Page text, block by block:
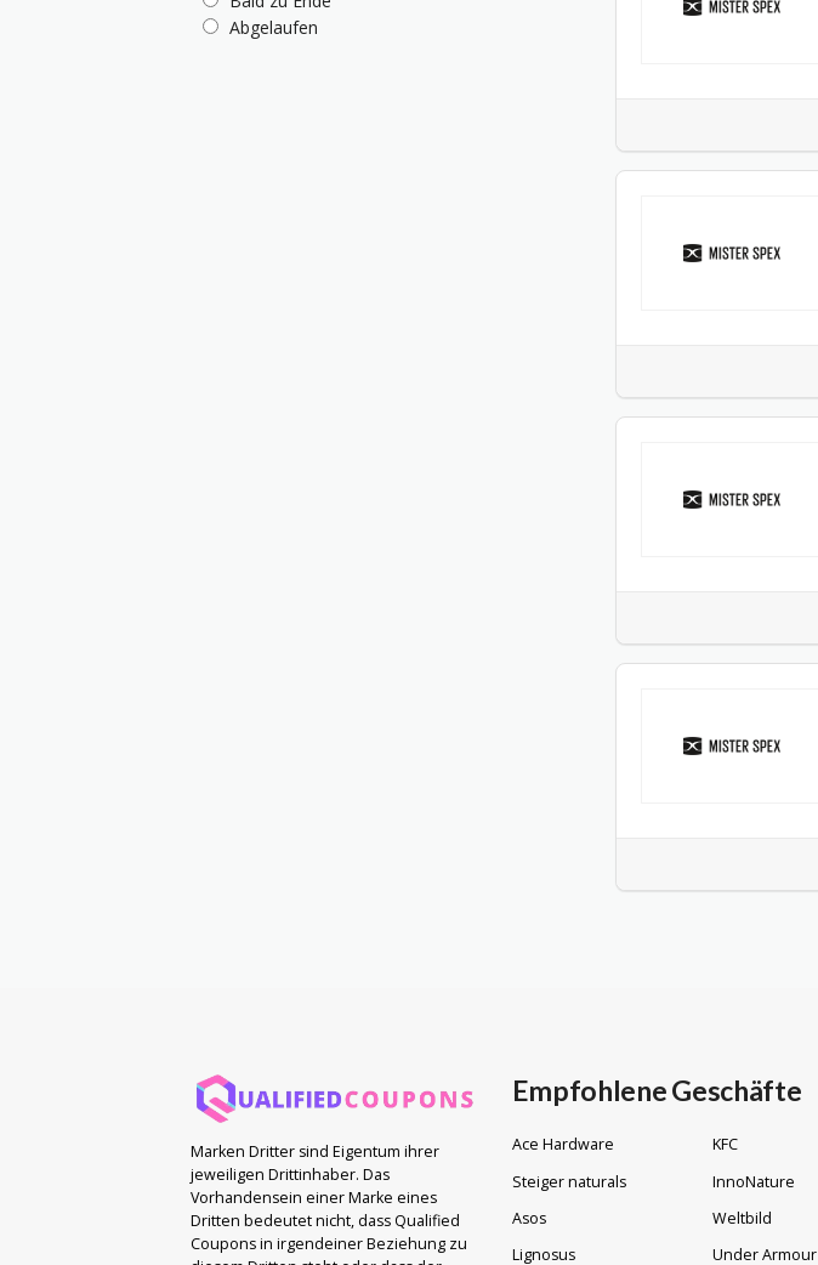
Abgelaufen
Marken Dritter sind Eigentum ihrer
jeweiligen Drittinhaber. Das
Vorhandensein einer Marke eines
Dritten bedeutet nicht, dass Qualified
Coupons in irgendeiner Beziehung zu
Empfohlene Geschäfte
Ace Hardware KFC
Steiger naturals
InnoNature
Asos
Weltbild
Lignosus
Under Armour